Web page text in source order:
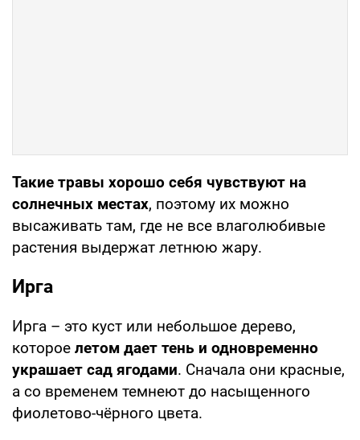
Такие травы хорошо себя чувствуют на
солнечных местах, поэтому их можно
высаживать там, где не все влаголюбивые
растения выдержат летнюю жару.
Ирга
Ирга – это куст или небольшое дерево,
которое летом дает тень и одновременно
украшает сад ягодами. Сначала они красные,
а со временем темнеют до насыщенного
фиолетово-чёрного цвета.